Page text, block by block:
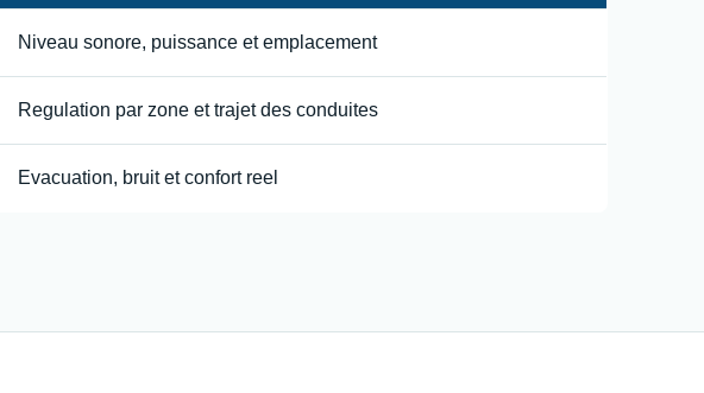
Niveau sonore, puissance et emplacement
Regulation par zone et trajet des conduites
Evacuation, bruit et confort reel